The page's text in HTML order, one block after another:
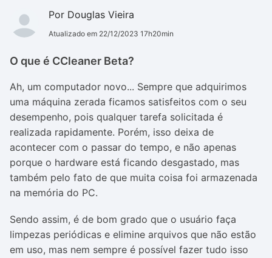
Por Douglas Vieira
Atualizado em 22/12/2023 17h20min
O que é CCleaner Beta?
Ah, um computador novo... Sempre que adquirimos
uma máquina zerada ficamos satisfeitos com o seu
desempenho, pois qualquer tarefa solicitada é
realizada rapidamente. Porém, isso deixa de
acontecer com o passar do tempo, e não apenas
porque o hardware está ficando desgastado, mas
também pelo fato de que muita coisa foi armazenada
na memória do PC.
Sendo assim, é de bom grado que o usuário faça
limpezas periódicas e elimine arquivos que não estão
em uso, mas nem sempre é possível fazer tudo isso